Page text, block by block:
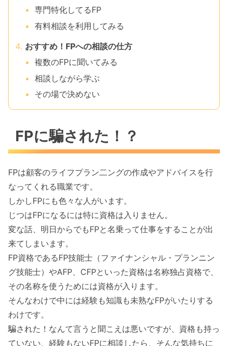
専門特化してるFP
有料相談を利用してみる
おすすめ！FPへの相談の仕方
複数のFPに聞いてみる
相談しながら学ぶ
その場で決めない
FPに騙された！？
FPは顧客のライフプラン二ングの作成やアドバイスを行
なってくれる職業です。
しかしFPにも色々な人がいます。
じつはFPになるには特に資格は入りません。
変な話、明日からでもFPと名乗って仕事をすることが出
来てしまいます。
FP資格であるFP技能士（ファイナンシャル・プランニン
グ技能士）やAFP、CFPといった資格は名称独占資格で、
その名称を使うためには資格が入ります。
そんなわけで中には経験も知識も未熟なFPがいたりする
わけです。
騙された！なんて言うと聞こえは悪いですが、資格も持っ
ていない、経験もないFPに相談したら、そんな気持ちに